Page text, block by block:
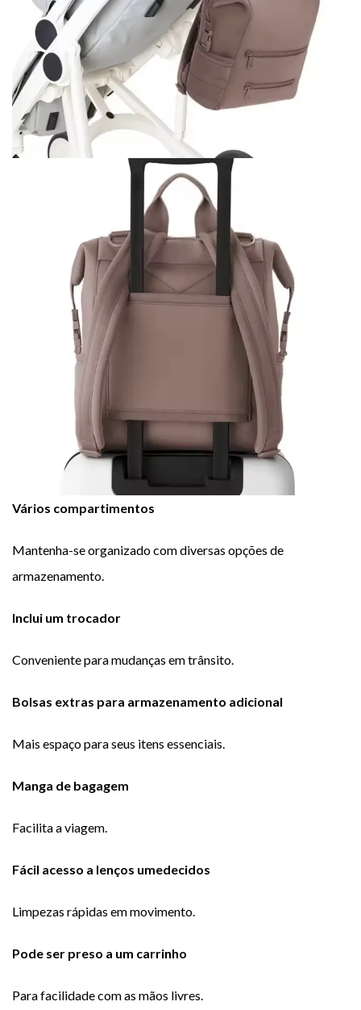
Vários compartimentos
Mantenha-se organizado com diversas opções de
armazenamento.
Inclui um trocador
Conveniente para mudanças em trânsito.
Bolsas extras para armazenamento adicional
Mais espaço para seus itens essenciais.
Manga de bagagem
Facilita a viagem.
Fácil acesso a lenços umedecidos
Limpezas rápidas em movimento.
Pode ser preso a um carrinho
Para facilidade com as mãos livres.